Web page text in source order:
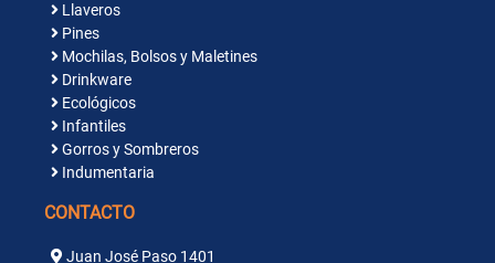
Llaveros
Pines
Mochilas, Bolsos y Maletines
Drinkware
Ecológicos
Infantiles
Gorros y Sombreros
Indumentaria
CONTACTO
Juan José Paso 1401